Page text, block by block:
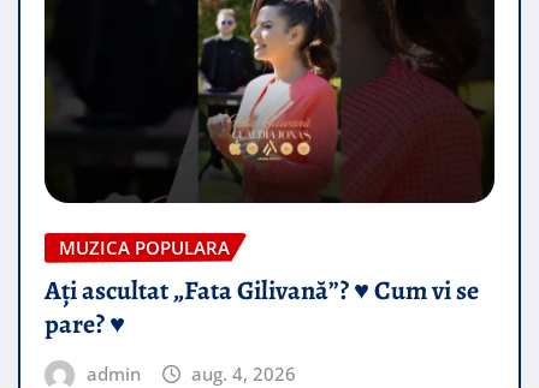
MUZICA POPULARA
Ați ascultat „Fata Gilivană”? ♥️ Cum vi se
pare? ♥️
admin aug. 4, 2026